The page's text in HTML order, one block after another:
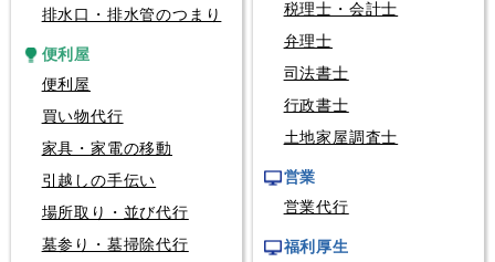
排水口・排水管のつまり
便利屋
便利屋
買い物代行
家具・家電の移動
引越しの手伝い
場所取り・並び代行
墓参り・墓掃除代行
税理士・会計士
弁理士
司法書士
行政書士
土地家屋調査士
営業
営業代行
福利厚生